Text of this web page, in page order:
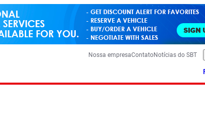
Nossa empresaContatoNotícias do SBT